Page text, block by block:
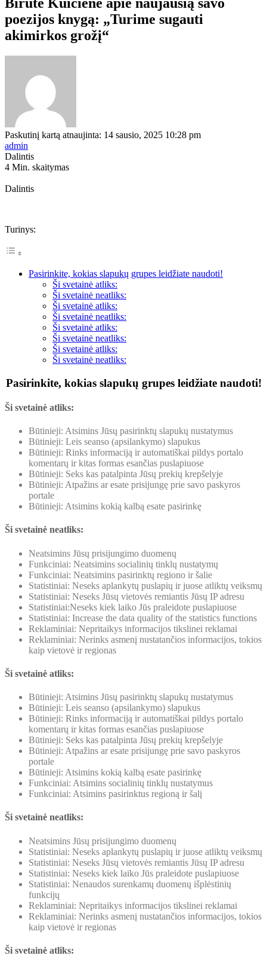
poezijos knygą: „Turime sugauti
akimirkos grožį“
Paskutinį kartą atnaujinta: 14 sausio, 2025 10:28 pm
admin
Dalintis
4 Min. skaitymas
Dalintis
Turinys:
Pasirinkite, kokias slapukų grupes leidžiate naudoti!
Ši svetainė atliks:
Ši svetainė neatliks:
Ši svetainė atliks:
Ši svetainė neatliks:
Ši svetainė atliks:
Ši svetainė neatliks:
Ši svetainė atliks:
Ši svetainė neatliks:
Pasirinkite, kokias slapukų grupes leidžiate naudoti!
Ši svetainė atliks:
Būtinieji: Atsimins Jūsų pasirinktų slapukų nustatymus
Būtinieji: Leis seanso (apsilankymo) slapukus
Būtinieji: Rinks informaciją ir automatiškai pildys portalo
komentarų ir kitas formas esančias puslapiuose
Būtinieji: Seks kas patalpinta Jūsų prekių krepšelyje
Būtinieji: Atpažins ar esate prisijungę prie savo paskyros
portale
Būtinieji: Atsimins kokią kalbą esate pasirinkę
Ši svetainė neatliks:
Neatsimins Jūsų prisijungimo duomenų
Funkciniai: Neatsimins socialinių tinklų nustatymų
Funkciniai: Neatsimins pasirinktų regiono ir šalie
Statistiniai: Neseks aplankytų puslapių ir juose atliktų veiksmų
Statistiniai: Neseks Jūsų vietovės remiantis Jūsų IP adresu
Statistiniai:Neseks kiek laiko Jūs praleidote puslapiuose
Statistiniai: Increase the data quality of the statistics functions
Reklaminiai: Nepritaikys informacijos tikslinei reklamai
Reklaminiai: Nerinks asmenį nustatančios informacijos, tokios
kaip vietovė ir regionas
Ši svetainė atliks:
Būtinieji: Atsimins Jūsų pasirinktų slapukų nustatymus
Būtinieji: Leis seanso (apsilankymo) slapukus
Būtinieji: Rinks informaciją ir automatiškai pildys portalo
komentarų ir kitas formas esančias puslapiuose
Būtinieji: Seks kas patalpinta Jūsų prekių krepšelyje
Būtinieji: Atpažins ar esate prisijungę prie savo paskyros
portale
Būtinieji: Atsimins kokią kalbą esate pasirinkę
Funkciniai: Atsimins socialinių tinklų nustatymus
Funkciniai: Atsimins pasirinktus regioną ir šalį
Ši svetainė neatliks:
Neatsimins Jūsų prisijungimo duomenų
Statistiniai: Neseks aplankytų puslapių ir juose atliktų veiksmų
Statistiniai: Neseks Jūsų vietovės remiantis Jūsų IP adresu
Statistiniai: Neseks kiek laiko Jūs praleidote puslapiuose
Statistiniai: Nenaudos surenkamų duomenų išplėstinių
funkcijų
Reklaminiai: Nepritaikys informacijos tikslinei reklamai
Reklaminiai: Nerinks asmenį nustatančios informacijos, tokios
kaip vietovė ir regionas
Ši svetainė atliks: